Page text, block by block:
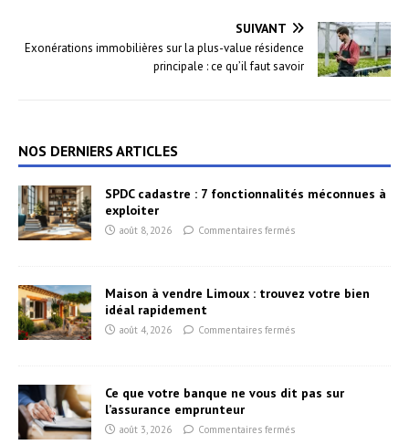
SUIVANT
Exonérations immobilières sur la plus-value résidence
principale : ce qu’il faut savoir
NOS DERNIERS ARTICLES
SPDC cadastre : 7 fonctionnalités méconnues à
exploiter
août 8, 2026 Commentaires fermés
Maison à vendre Limoux : trouvez votre bien
idéal rapidement
août 4, 2026 Commentaires fermés
Ce que votre banque ne vous dit pas sur
l’assurance emprunteur
août 3, 2026 Commentaires fermés